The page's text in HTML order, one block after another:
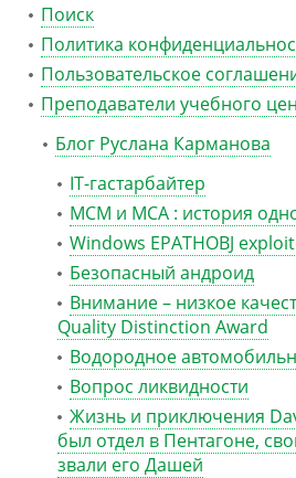
Поиск
Политика
Пользовательское
Преподаватели учебного
Блог Руслана Карманова
IT-гастарбайтер
MCM и MCA : история
Windows EPATHOBJ exploit
Безопасный андроид
Внимание – низкое
Quality Distinction Award
Водородное
Вопрос ликвидности
Жизнь и приключения
был отдел в Пентагоне,
звали его Дашей